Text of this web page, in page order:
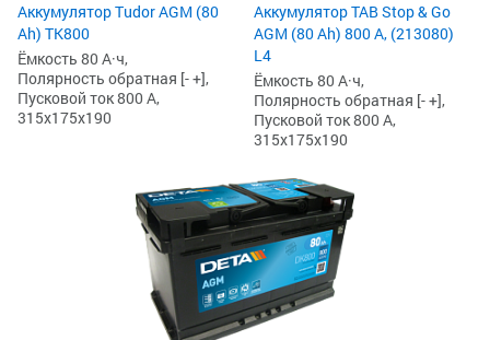
Аккумулятор Tudor AGM (80
Ah) TK800
Ёмкость 80 А·ч,
Полярность обратная [- +],
Пусковой ток 800 А,
315x175x190
Аккумулятор TAB Stop & Go
AGM (80 Ah) 800 А, (213080)
L4
Ёмкость 80 А·ч,
Полярность обратная [- +],
Пусковой ток 800 А,
315x175x190